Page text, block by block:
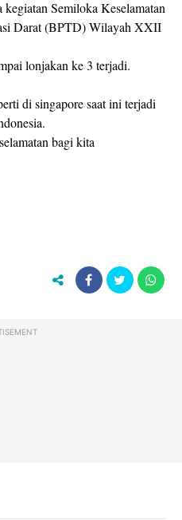
Semiloka Keselamatan
Darat (BPTD) Wilayah XXII
lonjakan ke 3 terjadi.
di singapore saat ini terjadi
bagi kita